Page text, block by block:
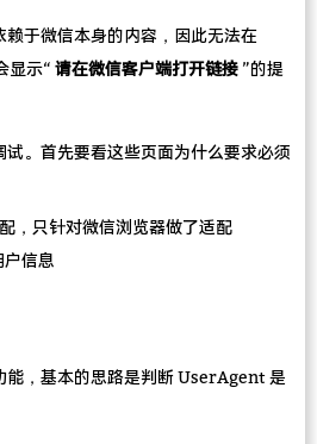
于微信本身的内容，因此无法在
显示“ 请在微信客户端打开链接 ”的提
。首先要看这些页面为什么要求必须
，只针对微信浏览器做了适配
户信息
能，基本的思路是判断 UserAgent 是